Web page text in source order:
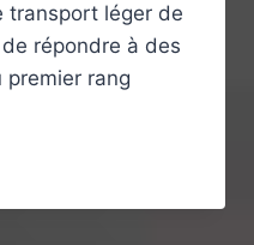
transport léger de
répondre à des
premier rang